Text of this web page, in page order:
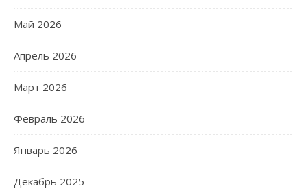
Май 2026
Апрель 2026
Март 2026
Февраль 2026
Январь 2026
Декабрь 2025